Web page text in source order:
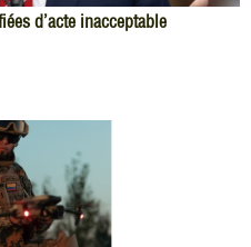
d’acte inacceptable